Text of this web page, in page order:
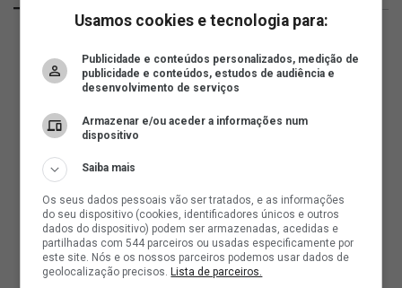
Usamos cookies e tecnologia para:
Publicidade e conteúdos personalizados, medição de
publicidade e conteúdos, estudos de audiência e
desenvolvimento de serviços
Armazenar e/ou aceder a informações num
dispositivo
Saiba mais
Os seus dados pessoais vão ser tratados, e as informações
do seu dispositivo (cookies, identificadores únicos e outros
dados do dispositivo) podem ser armazenadas, acedidas e
partilhadas com 544 parceiros ou usadas especificamente por
este site. Nós e os nossos parceiros podemos usar dados de
geolocalização precisos.Lista de parceiros.